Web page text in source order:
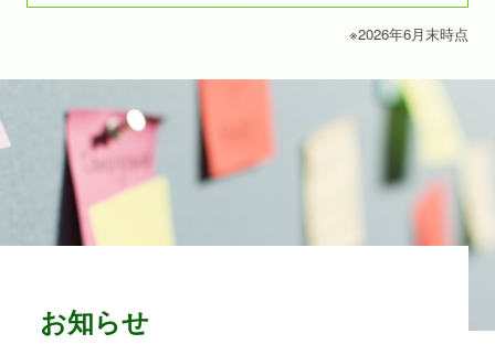
※2026年6月末時点
お知らせ